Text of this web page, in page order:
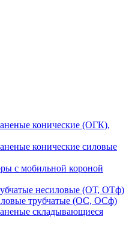
конические (ОГК),
конические силовые
с мобильной короной
несиловые (ОТ, ОТф)
трубчатые (ОС, ОСф)
складывающиеся